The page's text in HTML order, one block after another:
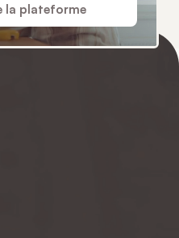
la plateforme